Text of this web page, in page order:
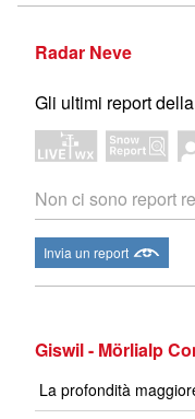
Radar Neve
Gli ultimi report
Non ci sono report
Invia un report
Giswil - Mörlialp
La profondità